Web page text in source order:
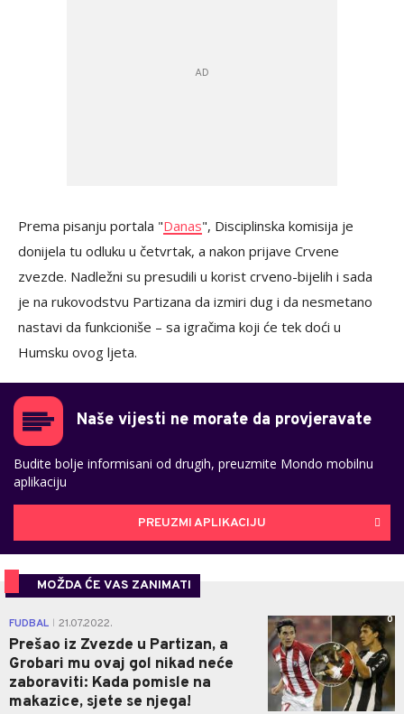
Prema pisanju portala "Danas", Disciplinska komisija je
donijela tu odluku u četvrtak, a nakon prijave Crvene
zvezde. Nadležni su presudili u korist crveno-bijelih i sada
je na rukovodstvu Partizana da izmiri dug i da nesmetano
nastavi da funkcioniše – sa igračima koji će tek doći u
Humsku ovog ljeta.
Naše vijesti ne morate da provjeravate
Budite bolje informisani od drugih, preuzmite Mondo mobilnu
aplikaciju
PREUZMI APLIKACIJU
MOŽDA ĆE VAS ZANIMATI
FUDBAL 21.07.2022.
Prešao iz Zvezde u Partizan, a
Grobari mu ovaj gol nikad neće
zaboraviti: Kada pomisle na
makazice, sjete se njega!
0